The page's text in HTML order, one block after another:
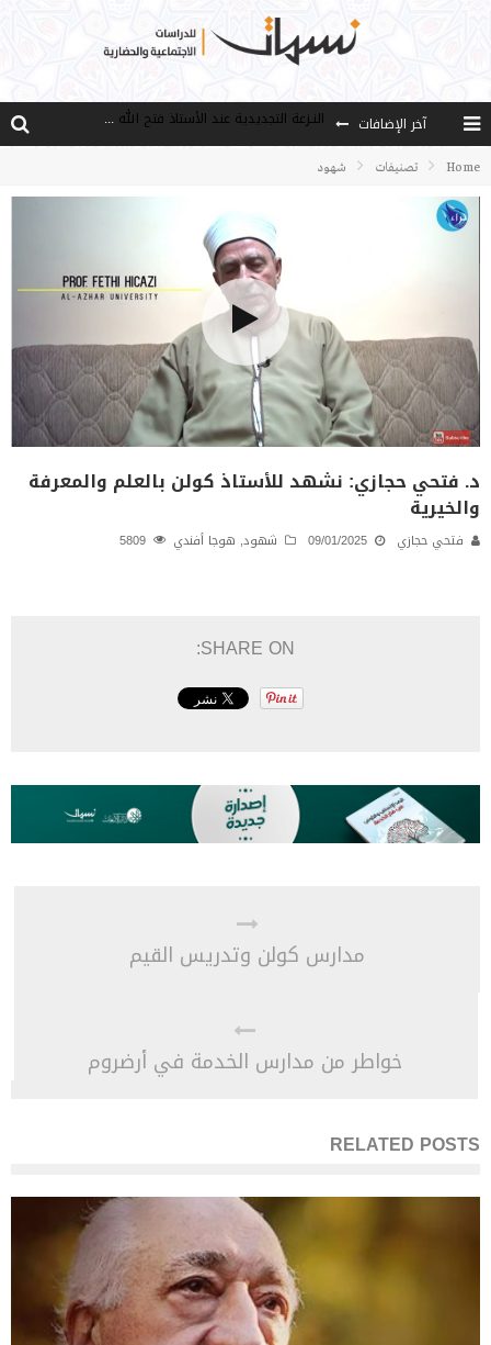
آخر الإضافات
من هو فتح الله كولن مؤسس حركة الخدمة؟
الأستاذ عالما عارفا حكيما
مصادر العلم وسببه
النـزعة التجديدية عند الأستاذ فتح الله كولن
Home تصنيفات شهود
د. فتحي حجازي: نشهد للأستاذ كولن بالعلم والمعرفة
والخيرية
فتحي حجازي 09/01/2025 شهود, هوجا أفندي
SHARE ON:
مدارس كولن وتدريس القيم
خواطر من مدارس الخدمة في أرضروم
RELATED POSTS